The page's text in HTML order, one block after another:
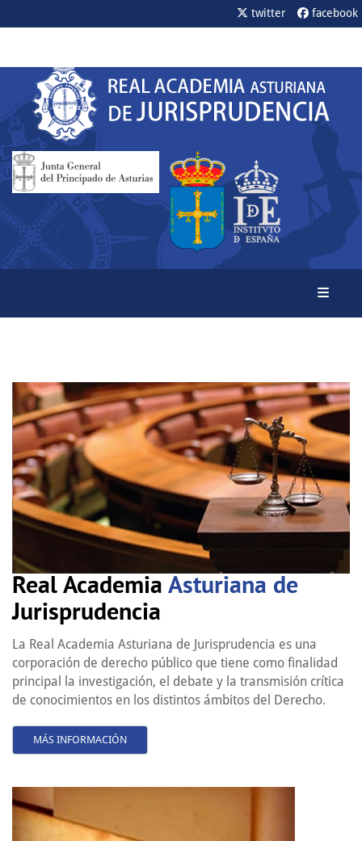
twitter facebook
Real Academia Asturiana de
Jurisprudencia
La Real Academia Asturiana de Jurisprudencia es una
corporación de derecho público que tiene como finalidad
principal la investigación, el debate y la transmisión crítica
de conocimientos en los distintos ámbitos del Derecho.
MÁS INFORMACIÓN